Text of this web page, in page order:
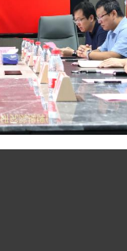
究院1